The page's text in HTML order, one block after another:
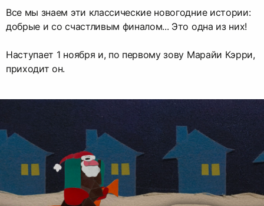
Все мы знаем эти классические новогодние истории:
добрые и со счастливым финалом... Это одна из них!
Наступает 1 ноября и, по первому зову Марайи Кэрри,
приходит он.